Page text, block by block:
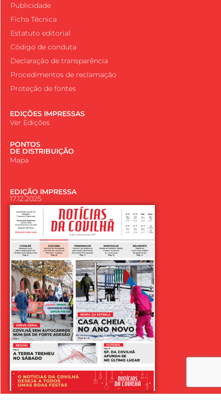
Publicidade
Ficha Técnica
Estatuto editorial
Código de conduta
Declaração de transparência
Procedimentos de reclamação
Proteção de fontes
EDIÇÕES IMPRESSAS
Ver Edições
PONTOS
DE DISTRIBUIÇÃO
Mapa
EDIÇÃO IMPRESSA
17.12.2025